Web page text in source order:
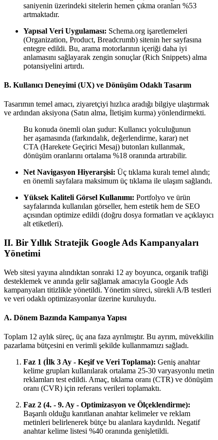
saniyenin üzerindeki sitelerin hemen çıkma oranları %53
artmaktadır.
Yapısal Veri Uygulaması: Schema.org işaretlemeleri
(Organization, Product, Breadcrumb) sitenin her sayfasına
entegre edildi. Bu, arama motorlarının içeriği daha iyi
anlamasını sağlayarak zengin sonuçlar (Rich Snippets) alma
potansiyelini artırdı.
B. Kullanıcı Deneyimi (UX) ve Dönüşüm Odaklı Tasarım
Tasarımın temel amacı, ziyaretçiyi hızlıca aradığı bilgiye ulaştırmak
ve ardından aksiyona (Satın alma, İletişim kurma) yönlendirmekti.
Bu konuda önemli olan şudur: Kullanıcı yolculuğunun
her aşamasında (farkındalık, değerlendirme, karar) net
CTA (Harekete Geçirici Mesaj) butonları kullanmak,
dönüşüm oranlarını ortalama %18 oranında artırabilir.
Net Navigasyon Hiyerarşisi: Üç tıklama kuralı temel alındı;
en önemli sayfalara maksimum üç tıklama ile ulaşım sağlandı.
Yüksek Kaliteli Görsel Kullanımı: Portfolyo ve ürün
sayfalarında kullanılan görseller, hem estetik hem de SEO
açısından optimize edildi (doğru dosya formatları ve açıklayıcı
alt etiketleri).
II. Bir Yıllık Stratejik Google Ads Kampanyaları
Yönetimi
Web sitesi yayına alındıktan sonraki 12 ay boyunca, organik trafiği
desteklemek ve anında gelir sağlamak amacıyla Google Ads
kampanyaları titizlikle yönetildi. Yönetim süreci, sürekli A/B testleri
ve veri odaklı optimizasyonlar üzerine kuruluydu.
A. Dönem Bazında Kampanya Yapısı
Toplam 12 aylık süreç, üç ana faza ayrılmıştır. Bu ayrım, müvekkilin
pazarlama bütçesini en verimli şekilde kullanmamızı sağladı.
Faz 1 (İlk 3 Ay - Keşif ve Veri Toplama): Geniş anahtar
kelime grupları kullanılarak ortalama 25-30 varyasyonlu metin
reklamları test edildi. Amaç, tıklama oranı (CTR) ve dönüşüm
oranı (CVR) için referans verileri toplamaktı.
Faz 2 (4. - 9. Ay - Optimizasyon ve Ölçeklendirme):
Başarılı olduğu kanıtlanan anahtar kelimeler ve reklam
metinleri belirlenerek bütçe bu alanlara kaydırıldı. Negatif
anahtar kelime listesi %40 oranında genişletildi.